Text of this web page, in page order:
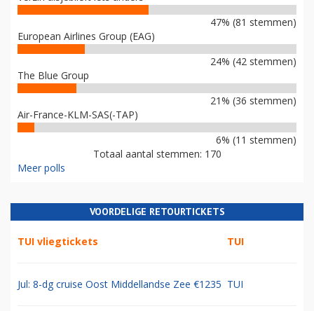
47% (81 stemmen)
European Airlines Group (EAG)
24% (42 stemmen)
The Blue Group
21% (36 stemmen)
Air-France-KLM-SAS(-TAP)
6% (11 stemmen)
Totaal aantal stemmen: 170
Meer polls
VOORDELIGE RETOURTICKETS
TUI vliegtickets TUI
Jul: 8-dg cruise Oost Middellandse Zee €1235 TUI